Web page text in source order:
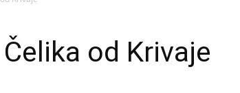
od Krivaje